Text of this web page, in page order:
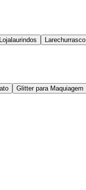
Lojalaurindos Larechurrasco
Glitter para Maquiagem